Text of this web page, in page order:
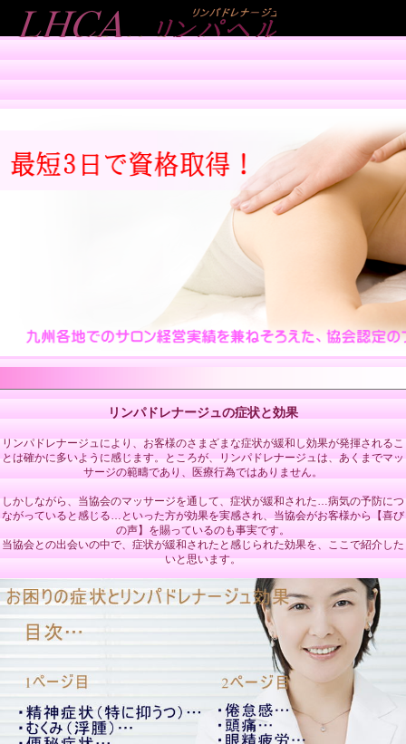
リンパドレナージュの症状と効果
リンパドレナージュにより、お客様のさまざまな症状が緩和し効果が発揮されるこ
とは確かに多いように感じます。ところが、リンパドレナージュは、あくまでマッ
サージの範疇であり、医療行為ではありません。
しかしながら、当協会のマッサージを通して、症状が緩和された…病気の予防につ
ながっていると感じる…といった方が効果を実感され、当協会がお客様から【喜び
の声】を賜っているのも事実です。
当協会との出会いの中で、症状が緩和されたと感じられた効果を、ここで紹介した
いと思います。